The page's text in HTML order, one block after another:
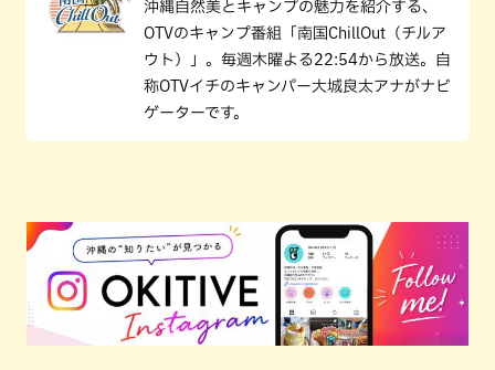
沖縄自然美とキャンプの魅力を紹介する、
OTVのキャンプ番組「南国ChillOut（チルア
ウト）」。毎週木曜よる22:54から放送。自
称OTVイチのキャンパー大城良太アナがナビ
ゲーターです。